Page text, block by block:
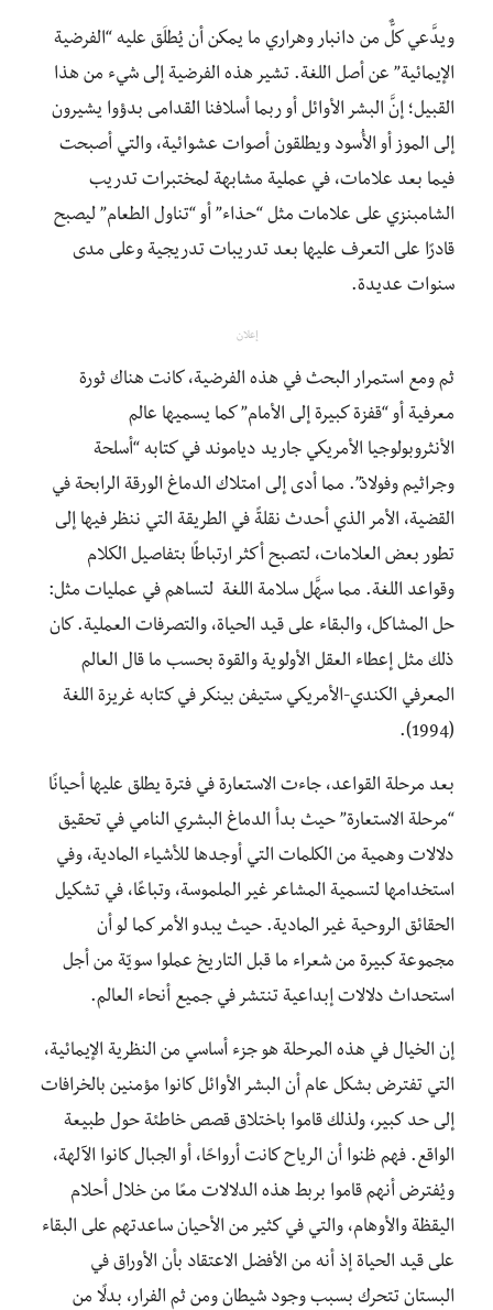
ويدَّعي كلٌّ من دانبار وهراري ما يمكن أن يُطلَق عليه “الفرضية
الإيمائية” عن أصل اللغة. تشير هذه الفرضية إلى شيء من هذا
القبيل؛ إنَّ البشر الأوائل أو ربما أسلافنا القدامى بدؤوا يشيرون
إلى الموز أو الأُسود ويطلقون أصوات عشوائية، والتي أصبحت
فيما بعد علامات، في عملية مشابهة لمختبرات تدريب
الشامبنزي على علامات مثل “حذاء” أو “تناول الطعام” ليصبح
قادرًا على التعرف عليها بعد تدريبات تدريجية وعلى مدى
سنوات عديدة.
إعلان
ثم ومع استمرار البحث في هذه الفرضية، كانت هناك ثورة
معرفية أو “قفزة كبيرة إلى الأمام” كما يسميها عالم
الأنثروبولوجيا الأمريكي جاريد دياموند في كتابه “أسلحة
وجراثيم وفولاذ”. مما أدى إلى امتلاك الدماغ الورقة الرابحة في
القضية، الأمر الذي أحدث نقلةً في الطريقة التي ننظر فيها إلى
تطور بعض العلامات، لتصبح أكثر ارتباطًا بتفاصيل الكلام
وقواعد اللغة. مما سهَّل سلامة اللغة لتساهم في عمليات مثل:
حل المشاكل، والبقاء على قيد الحياة، والتصرفات العملية. كان
ذلك مثل إعطاء العقل الأولوية والقوة بحسب ما قال العالم
المعرفي الكندي-الأمريكي ستيفن بينكر في كتابه غريزة اللغة
(1994).
بعد مرحلة القواعد، جاءت الاستعارة في فترة يطلق عليها أحيانًا
“مرحلة الاستعارة” حيث بدأ الدماغ البشري النامي في تحقيق
دلالات وهمية من الكلمات التي أوجدها للأشياء المادية، وفي
استخدامها لتسمية المشاعر غير الملموسة، وتباعًا، في تشكيل
الحقائق الروحية غير المادية. حيث يبدو الأمر كما لو أن
مجموعة كبيرة من شعراء ما قبل التاريخ عملوا سويّة من أجل
استحداث دلالات إبداعية تنتشر في جميع أنحاء العالم.
إن الخيال في هذه المرحلة هو جزء أساسي من النظرية الإيمائية،
التي تفترض بشكل عام أن البشر الأوائل كانوا مؤمنين بالخرافات
إلى حد كبير، ولذلك قاموا باختلاق قصص خاطئة حول طبيعة
الواقع. فهم ظنوا أن الرياح كانت أرواحًا، أو الجبال كانوا الآلهة،
ويُفترض أنهم قاموا بربط هذه الدلالات معًا من خلال أحلام
اليقظة والأوهام، والتي في كثير من الأحيان ساعدتهم على البقاء
على قيد الحياة إذ أنه من الأفضل الاعتقاد بأن الأوراق في
البستان تتحرك بسبب وجود شيطان ومن ثم الفرار، بدلًا من